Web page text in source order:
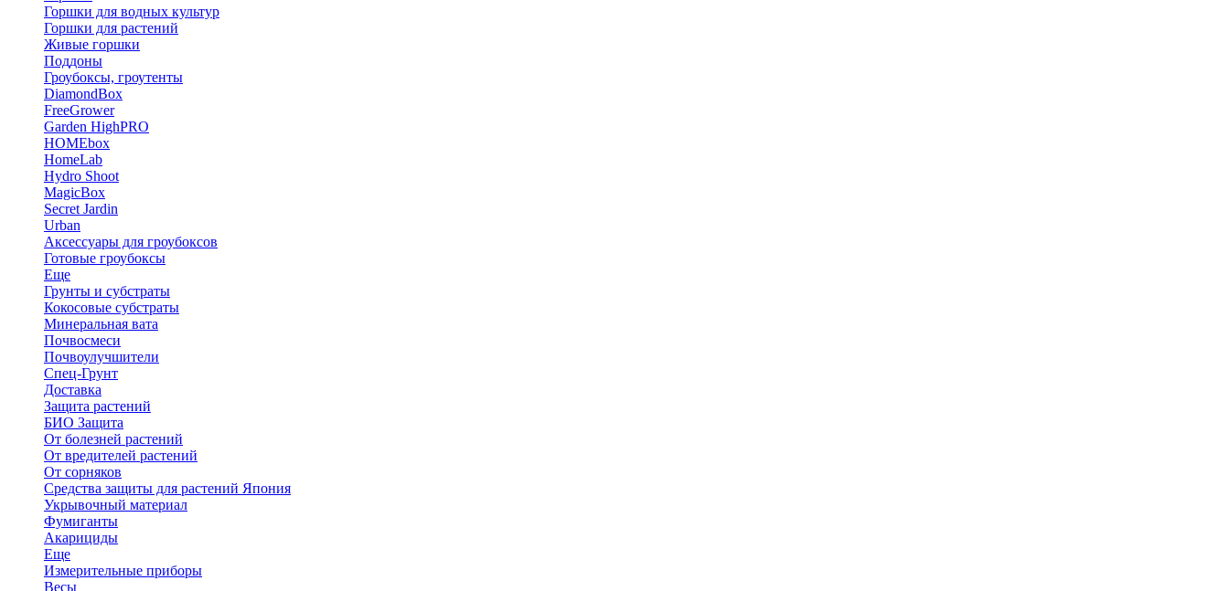
Горшки для водных культур
Горшки для растений
Живые горшки
Поддоны
Гроубоксы, гроутенты
DiamondBox
FreeGrower
Garden HighPRO
HOMEbox
HomeLab
Hydro Shoot
MagicBox
Secret Jardin
Urban
Аксессуары для гроубоксов
Готовые гроубоксы
Еще
Грунты и субстраты
Кокосовые субстраты
Минеральная вата
Почвосмеси
Почвоулучшители
Спец-Грунт
Доставка
Защита растений
БИО Защита
От болезней растений
От вредителей растений
От сорняков
Средства защиты для растений Япония
Укрывочный материал
Фумиганты
Акарициды
Еще
Измерительные приборы
Весы